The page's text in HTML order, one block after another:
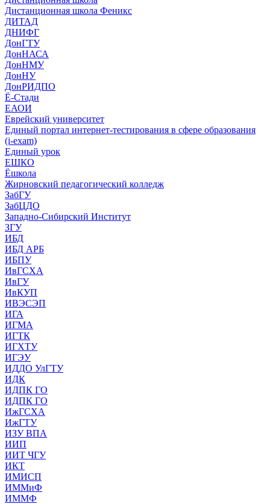
Дистанционная школа Феникс
ДИТАД
ДНИФГ
ДонГТУ
ДонНАСА
ДонНМУ
ДонНУ
ДонРИДПО
Ё-Стади
ЕАОИ
Еврейский университет
Единый портал интернет-тестирования в сфере образования
(i-exam)
Единый урок
ЕШКО
Ёшкола
Жирновский педагогический колледж
ЗабГУ
ЗабЦДО
Западно-Сибирский Институт
ЗГУ
ИБД
ИБД АРБ
ИБПУ
ИвГСХА
ИвГУ
ИвКУП
ИВЭСЭП
ИГА
ИГМА
ИГТК
ИГХТУ
ИГЭУ
ИДДО УлГТУ
ИДК
ИДПК ГО
ИДПК ГО
ИжГСХА
ИжГТУ
ИЗУ ВПА
ИИП
ИИТ ЧГУ
ИКТ
ИМИСП
ИММиФ
ИММФ